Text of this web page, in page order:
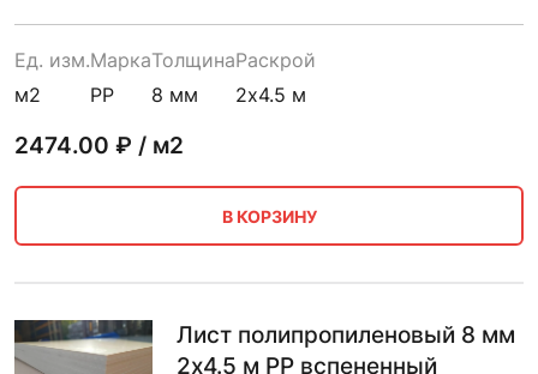
Ед. изм.
м2
Марка
PP
Толщина
8 мм
Раскрой
2х4.5 м
2474.00 ₽ / м2
В КОРЗИНУ
Лист полипропиленовый 8 мм
2х4.5 м PP вспененный